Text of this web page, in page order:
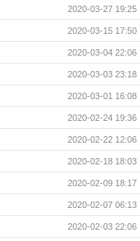
2020-03-27 19:25
2020-03-15 17:50
2020-03-04 22:06
2020-03-03 23:18
2020-03-01 16:08
2020-02-24 19:36
2020-02-22 12:06
2020-02-18 18:03
2020-02-09 18:17
2020-02-07 06:13
2020-02-03 22:06